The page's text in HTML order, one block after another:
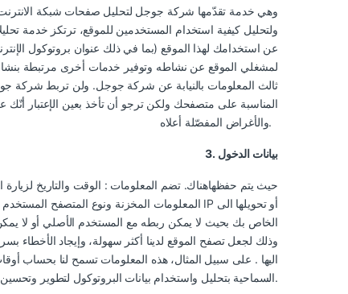
ولتحليل كيفية استخدام المستخدمين للموقع، ترتكز
عن استخدامك لهذا الموقع (بما في ذلك عنوان بروتوكول
لمشغلي الموقع عن نشاطه وتوفير خدمات أخرى مرتبطة
ثالث المعلومات بالنيابة عن شركة جوجل. ولن تربط شركة
المناسبة على متصفحك ولكن ترجو أن تأخذ بعين الإعتبار أنّك
والأغراض المفصّلة أعلاه.
3. بيانات الدخول
اليها . على سبيل المثال، هذه المعلومات تسمح لنا بحساب
أمنحTahatstore.com السماحية بتحليل واستخدام بيانات البروتوكول لتطوير وتحسين أداء متجرهم للتسوق الالكتروني.